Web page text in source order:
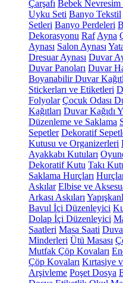
Çarşafı Bebek Nevresim
Uyku Seti Banyo Tekstil
Setleri Banyo Perdeleri
Dekorasyonu Raf Ayna
Aynası Salon Aynası
Dresuar Aynası Duvar
Duvar Panoları Duvar
Boyanabilir Duvar
Stickerları ve Etiketleri
Folyolar Çocuk Odası
Kağıtları Duvar Kağıdı
Düzenleme ve Saklama
Sepetler Dekoratif
Kutusu ve Organizerleri
Ayakkabı Kutuları
Dekoratif Kutu Takı
Saklama Hurçları
Askılar Elbise ve
Arkası Askıları
Bavul İçi Düzenleyici
Dolap İçi Düzenleyici
Saatleri Masa Saati
Minderleri Ütü Masası
Mutfak Çöp Kovaları
Çöp Kovaları Kırtasiye
Arşivleme Poşet Dosya